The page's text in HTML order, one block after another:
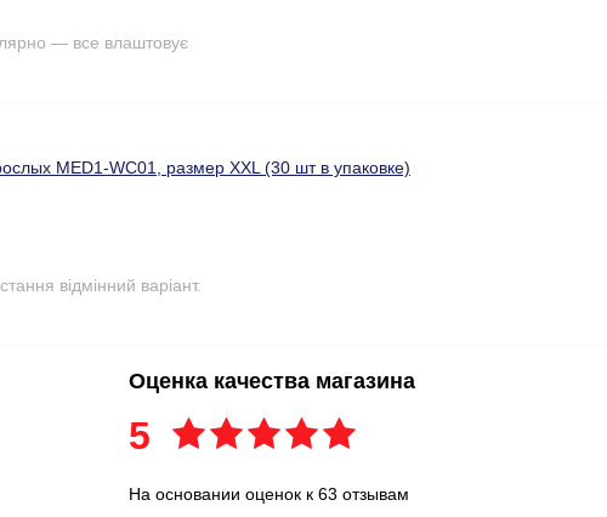
— все влаштовує
MED1-WC01, размер ХXL (30 шт в упаковке)
відмінний варіант.
Оценка качества магазина
5
На основании оценок к 63 отзывам